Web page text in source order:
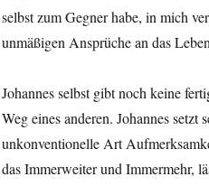
selbst zum Gegner habe, in mich
unmäßigen Ansprüche an das
Johannes selbst gibt noch keine
Weg eines anderen. Johannes
unkonventionelle Art
das Immerweiter und Immermehr,